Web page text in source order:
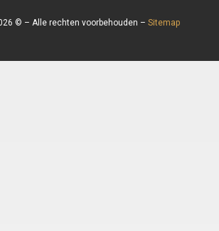
© – Alle rechten voorbehouden – Sitemap